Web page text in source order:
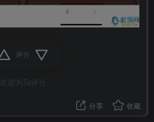
评分
欢迎为Ta评分
分享 收藏